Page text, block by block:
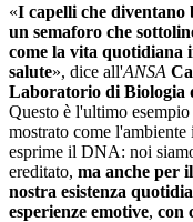
«I capelli che diventano
un semaforo che
come la vita quotidiana
salute», dice all'ANSA
Laboratorio di Biologia
Questo è l'ultimo
mostrato come
esprime il DNA: noi
ereditato, ma anche per
nostra esistenza
esperienze emotive, con